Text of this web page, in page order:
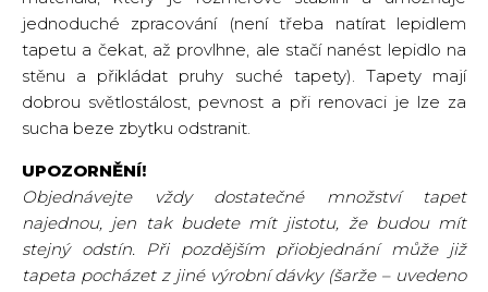
jednoduché zpracování (není třeba natírat lepidlem
tapetu a čekat, až provlhne, ale stačí nanést lepidlo na
stěnu a přikládat pruhy suché tapety). Tapety mají
dobrou světlostálost, pevnost a při renovaci je lze za
sucha beze zbytku odstranit.
UPOZORNĚNÍ!
Objednávejte vždy dostatečné množství tapet
najednou, jen tak budete mít jistotu, že budou mít
stejný odstín. Při pozdějším přiobjednání může již
tapeta pocházet z jiné výrobní dávky (šarže – uvedeno